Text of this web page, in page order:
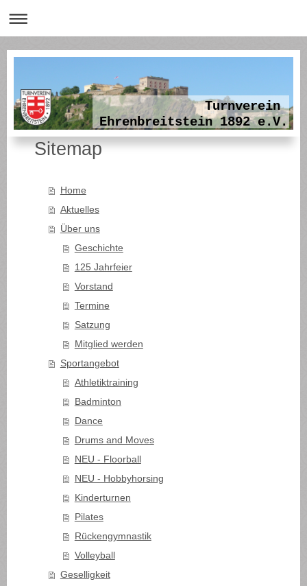
Turnverein
Ehrenbreitstein 1892 e.V.
Sitemap
Home
Aktuelles
Über uns
Geschichte
125 Jahrfeier
Vorstand
Termine
Satzung
Mitglied werden
Sportangebot
Athletiktraining
Badminton
Dance
Drums and Moves
NEU - Floorball
NEU - Hobbyhorsing
Kinderturnen
Pilates
Rückengymnastik
Volleyball
Geselligkeit